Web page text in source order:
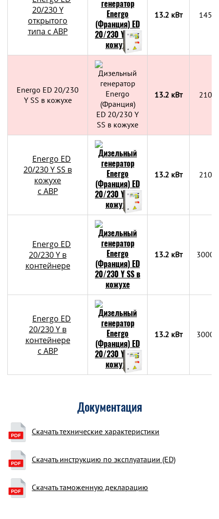
20/230 Y
открытого
типа с АВР
13.2 кВт
Energo ED 20/230
Y SS в кожухе
13.2 кВт
Energo ED
20/230 Y SS в
кожухе
с АВР
13.2 кВт
Energo ED
20/230 Y в
контейнере
13.2 кВт
Energo ED
20/230 Y в
контейнере
c АВР
13.2 кВт
Документация
Скачать технические характеристики
Скачать инструкцию по эксплуатации (ED)
Скачать таможенную декларацию